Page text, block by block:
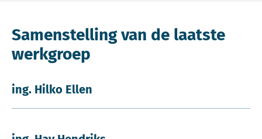
Samenstelling van de laatste
werkgroep
ing. Hilko Ellen